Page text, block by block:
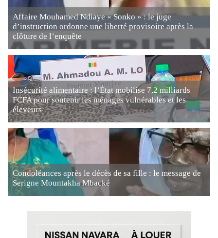
Affaire Mouhamed Ndiaye « Sonko » : le juge
d’instruction ordonne une liberté provisoire après la
clôture de l’enquête
Insécurité alimentaire : l’État mobilise 7,2 milliards
FCFA pour soutenir les ménages vulnérables et les
éleveurs
Condoléances après le décès de sa fille : le message de
Serigne Mountakha Mbacké